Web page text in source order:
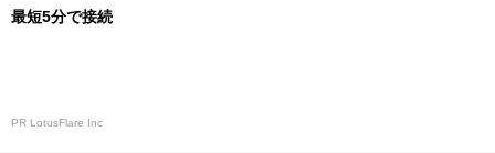
最短5分で接続
PR LotusFlare Inc